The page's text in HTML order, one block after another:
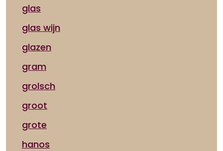
glas
glas wijn
glazen
gram
grolsch
groot
grote
hanos